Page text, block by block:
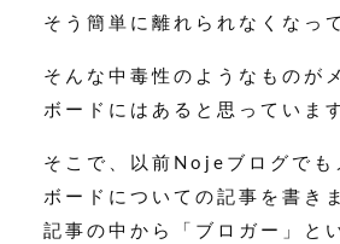
そう簡単に離れられなくなっ
そんな中毒性のようなものが
ボードにはあると思っていま
そこで、以前Nojeブログでも
ボードについての記事を書き
記事の中から「ブロガー」と